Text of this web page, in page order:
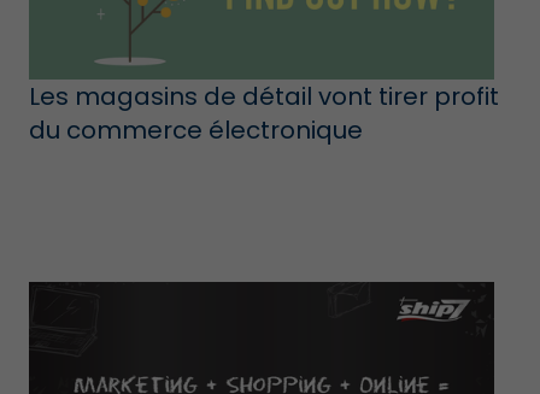
Les magasins de détail vont tirer profit
du commerce électronique